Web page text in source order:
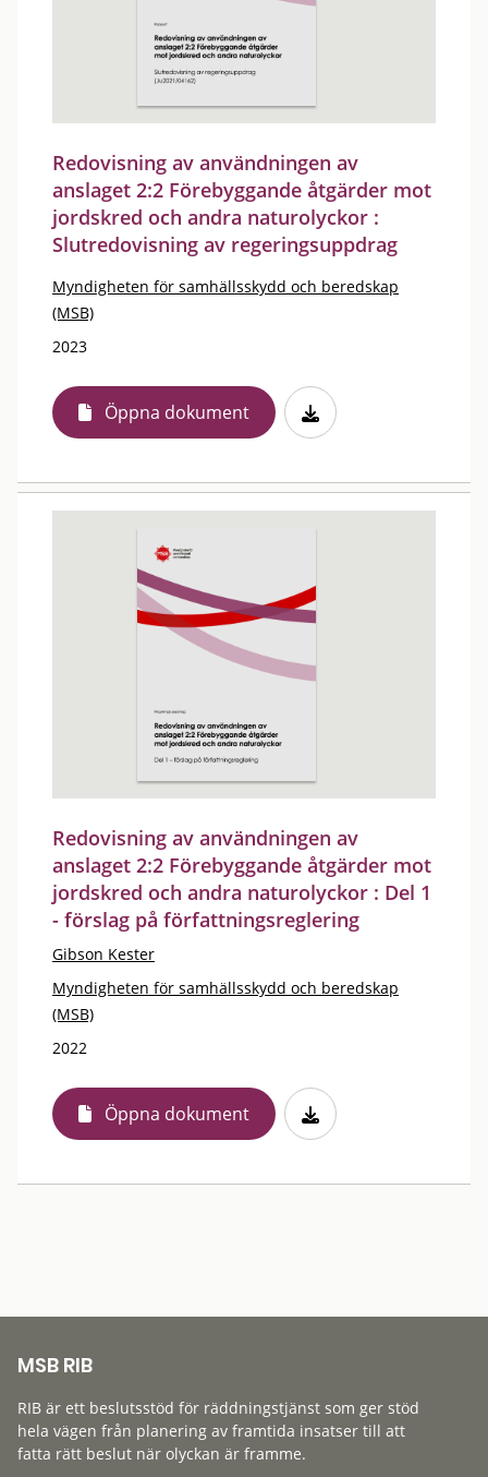
Redovisning av användningen av
anslaget 2:2 Förebyggande åtgärder mot
jordskred och andra naturolyckor :
Slutredovisning av regeringsuppdrag
Myndigheten för samhällsskydd och beredskap
(MSB)
2023
Öppna dokument
Redovisning av användningen av
anslaget 2:2 Förebyggande åtgärder mot
jordskred och andra naturolyckor : Del 1
- förslag på författningsreglering
Gibson Kester
Myndigheten för samhällsskydd och beredskap
(MSB)
2022
Öppna dokument
MSB RIB
RIB är ett beslutsstöd för räddningstjänst som ger stöd
hela vägen från planering av framtida insatser till att
fatta rätt beslut när olyckan är framme.